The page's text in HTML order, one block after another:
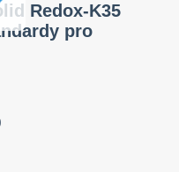
Redox-K35
pro